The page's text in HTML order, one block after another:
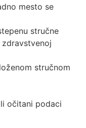
mesto se
stručne
stručnom
očitani podaci